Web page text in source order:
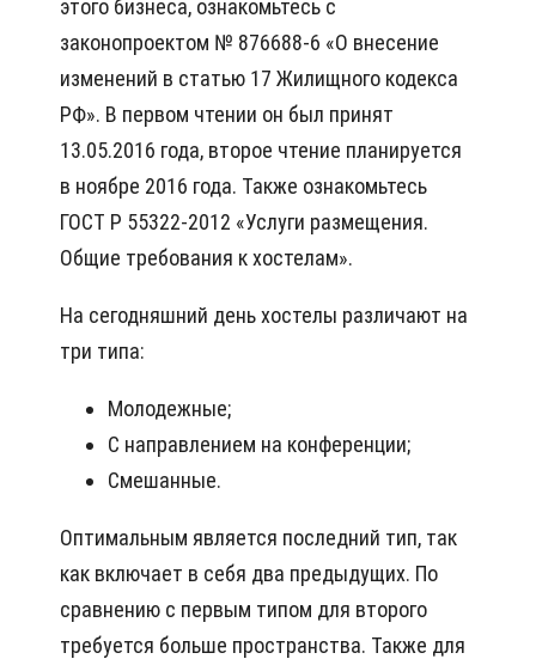
этого бизнеса, ознакомьтесь с
законопроектом № 876688-6 «О внесение
изменений в статью 17 Жилищного кодекса
РФ». В первом чтении он был принят
13.05.2016 года, второе чтение планируется
в ноябре 2016 года. Также ознакомьтесь
ГОСТ Р 55322-2012 «Услуги размещения.
Общие требования к хостелам».
На сегодняшний день хостелы различают на
три типа:
Молодежные;
С направлением на конференции;
Смешанные.
Оптимальным является последний тип, так
как включает в себя два предыдущих. По
сравнению с первым типом для второго
требуется больше пространства. Также для